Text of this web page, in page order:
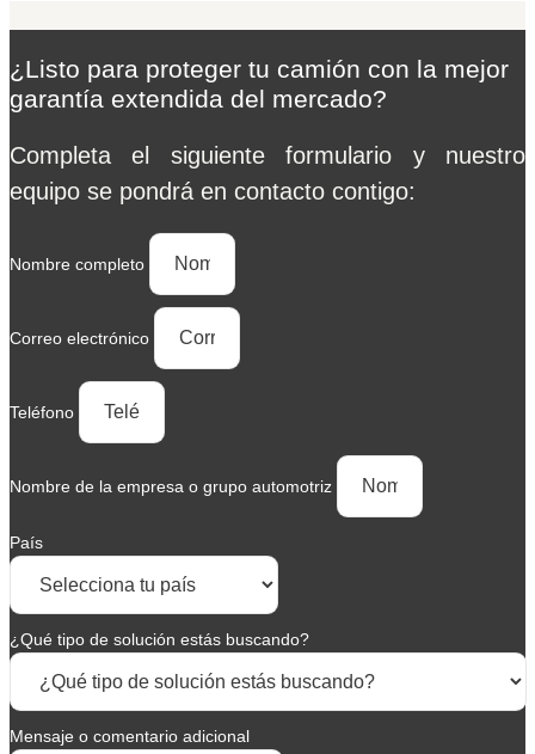
¿Listo para proteger tu camión con la mejor
garantía extendida del mercado?
Completa el siguiente formulario y nuestro
equipo se pondrá en contacto contigo:
Nombre completo
Correo electrónico
Teléfono
Nombre de la empresa o grupo automotriz
País
¿Qué tipo de solución estás buscando?
Mensaje o comentario adicional